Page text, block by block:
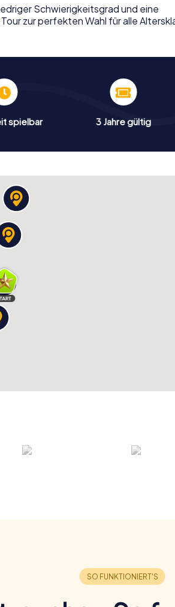
Schwierigkeitsgrad und eine
zur perfekten Wahl für alle
spielbar 3 Jahre gültig